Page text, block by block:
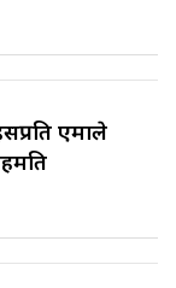
एमाले